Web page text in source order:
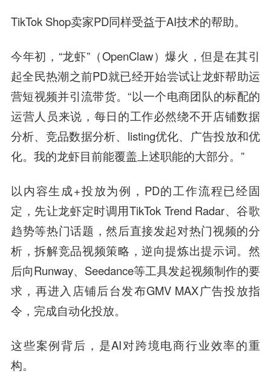
TikTok Shop卖家PD同样受益于AI技术的帮助。
今年初，“龙虾”（OpenClaw）爆火，但是在其引
起全民热潮之前PD就已经开始尝试让龙虾帮助运
营短视频并引流带货。“以一个电商团队的标配的
运营人员来说，每日的工作必然绕不开店铺数据
分析、竞品数据分析、listing优化、广告投放和优
化。我的龙虾目前能覆盖上述职能的大部分。”
以内容生成+投放为例，PD的工作流程已经固
定，先让龙虾定时调用TikTok Trend Radar、谷歌
趋势等热门话题，然后直接发起对热门视频的分
析，拆解竞品视频策略，逆向提炼出提示词。然
后向Runway、Seedance等工具发起视频制作的要
求，再进入店铺后台发布GMV MAX广告投放指
令，完成自动化投放。
这些案例背后，是AI对跨境电商行业效率的重
构。